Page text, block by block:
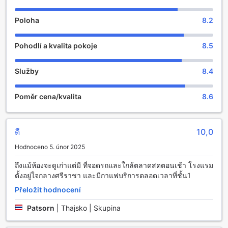
Sriracha Orchid v Chonburi je místem, kde se relaxace a
zábava setkávají v dokonalé harmonii. Mezi vynikající
zařízení patří sauna, která nabízí ideální únik od
každodenního shonu. Po náročném dni plném objevování
všechny starosti za sebou. Tento prostor je navržen tak,
aby poskytoval maximální pohodlí a uvolnění, což z něj činí
ideální místo pro regeneraci těla i mysli.
Další skvělou možností je parní lázeň, která vás obklopí
stresu. Parní lázeň je perfektní volbou pro ty, kteří hledají
osvěžení a revitalizaci po dni stráveném prozkoumáváním
místních atrakcí. Pro ty, kteří chtějí sdílet zážitky s
ostatními, nabízí Sriracha Orchid také společenskou
místnost s televizní zónou, kde si můžete vychutnat
oblíbené filmy nebo sportovní přenosy v příjemné
atmosféře. Tato zařízení zajišťují, že váš pobyt bude nejen
pohodlný, ale také plný zábavy a relaxace.
Sportovní zařízení v Sriracha Orchid
Poloha 8.2
Pohodlí a kvalita pokoje 8.5
Služby 8.4
Poměr cena/kvalita 8.6
ดี 10,0
Hodnoceno 5. únor 2025
ถึงแม้ห้องจะดูเก่าแต่มี ที่จอดรถและใกล้ตลาดสดตอนเช้า โรงแรม
ตั้งอยู่ใจกลางศรีราชา และมีกาแฟบริการตลอดเวลาที่ชั้น1
Přeložit hodnocení
Patsorn Thajsko | Skupina